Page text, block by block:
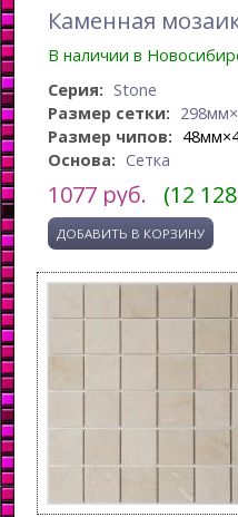
Каменная
В наличии в
Серия: Stone
Размер сетки:
Размер чипов:
Основа: Сетка
1077 руб. (12